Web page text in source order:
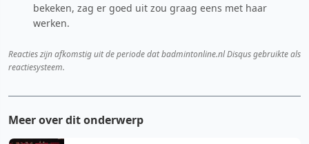
bekeken, zag er goed uit zou graag eens met haar
werken.
Reacties zijn afkomstig uit de periode dat badmintonline.nl Disqus gebruikte als
reactiesysteem.
Meer over dit onderwerp